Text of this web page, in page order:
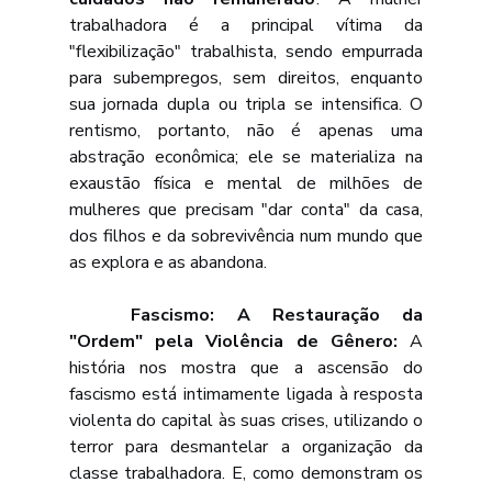
trabalhadora é a principal vítima da
"flexibilização" trabalhista, sendo empurrada
para subempregos, sem direitos, enquanto
sua jornada dupla ou tripla se intensifica. O
rentismo, portanto, não é apenas uma
abstração econômica; ele se materializa na
exaustão física e mental de milhões de
mulheres que precisam "dar conta" da casa,
dos filhos e da sobrevivência num mundo que
as explora e as abandona.
"Ordem" pela Violência de Gênero: A
história nos mostra que a ascensão do
fascismo está intimamente ligada à resposta
violenta do capital às suas crises, utilizando o
terror para desmantelar a organização da
classe trabalhadora. E, como demonstram os